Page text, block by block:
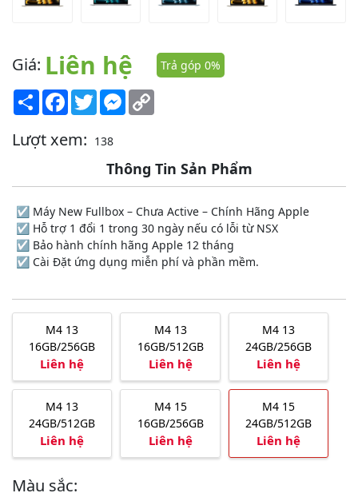
Giá: Liên hệ
Trả góp 0%
Share Facebook
TwitterMessenger
Lượt xem: 138
Thông Tin Sản Phẩm
☑️ Máy New Fullbox – Chưa Active – Chính Hãng Apple
☑️ Hỗ trợ 1 đổi 1 trong 30 ngày nếu có lỗi từ NSX
☑️ Bảo hành chính hãng Apple 12 tháng
☑️ Cài Đặt ứng dụng miễn phí và phần mềm.
M4 13
16GB/256GB
Liên hệ
M4 13
16GB/512GB
Liên hệ
M4 13
24GB/256GB
Liên hệ
M4 13
24GB/512GB
Liên hệ
M4 15
16GB/256GB
Liên hệ
M4 15
24GB/512GB
Liên hệ
Màu sắc: